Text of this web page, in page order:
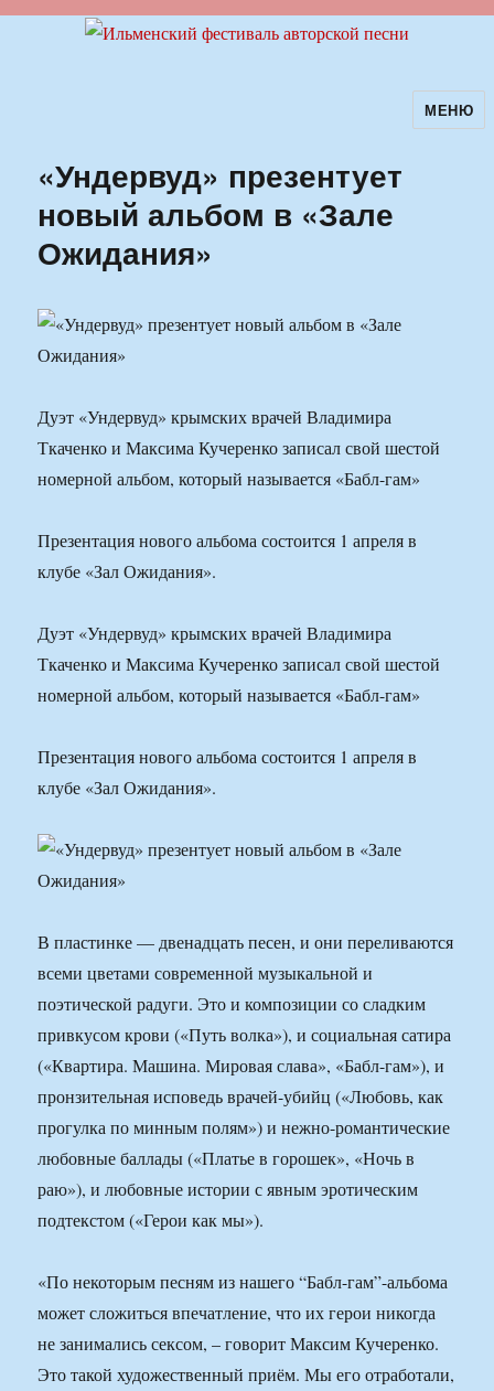
Ильменский фестиваль авторскойМЕНЮ
«Ундервуд» презентует
новый альбом в «Зале
Ожидания»
Дуэт «Ундервуд» крымских врачей Владимира
Ткаченко и Максима Кучеренко записал свой шестой
номерной альбом, который называется «Бабл-гам»
Презентация нового альбома состоится 1 апреля в
клубе «Зал Ожидания».
Дуэт «Ундервуд» крымских врачей Владимира
Ткаченко и Максима Кучеренко записал свой шестой
номерной альбом, который называется «Бабл-гам»
Презентация нового альбома состоится 1 апреля в
клубе «Зал Ожидания».
В пластинке — двенадцать песен, и они переливаются
всеми цветами современной музыкальной и
поэтической радуги. Это и композиции со сладким
привкусом крови («Путь волка»), и социальная сатира
(«Квартира. Машина. Мировая слава», «Бабл-гам»), и
пронзительная исповедь врачей-убийц («Любовь, как
прогулка по минным полям») и нежно-романтические
любовные баллады («Платье в горошек», «Ночь в
раю»), и любовные истории с явным эротическим
подтекстом («Герои как мы»).
«По некоторым песням из нашего “Бабл-гам”-альбома
может сложиться впечатление, что их герои никогда
не занимались сексом, – говорит Максим Кучеренко.
Это такой художественный приём. Мы его отработали,